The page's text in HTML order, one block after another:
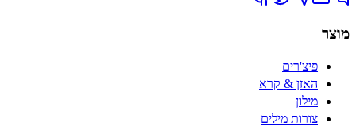
מוצר
פיצ'רים
האזן & קרא
מילון
צורות מילים